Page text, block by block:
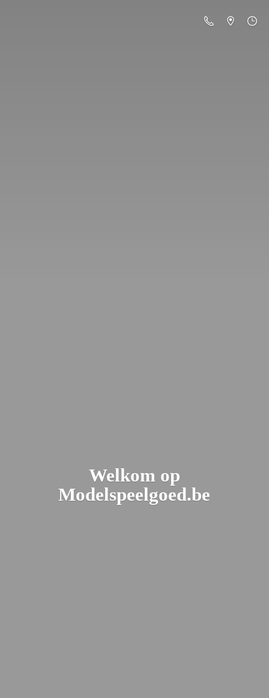
Welkom op
Modelspeelgoed.be